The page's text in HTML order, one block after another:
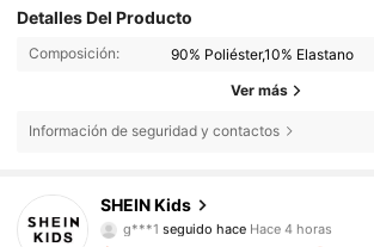
Detalles Del Producto
Composición: 90% Poliéster,10% Elastano
Ver más
Información de seguridad y contactos
SHEIN Kids
h***2 está navegando